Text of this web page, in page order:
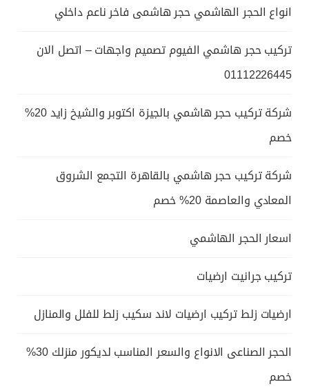
انواع الحجر الهاشمي حجر هاشمى فاخر ناعم داخلي
تركيب حجر هاشمي الفيوم تصميم واجهات – اتصل الان
01112226445
شركة تركيب حجر هاشمي بالجيزة اكتوبر والشيخ زايد 20%
خصم
شركة تركيب حجر هاشمي بالقاهرة التجمع الشروق
المعادي والعاصمة 20% خصم
اسعار الحجر الهاشمي
تركيب جرانيت ارضيات
ارضيات زلط تركيب ارضيات لاند سكيب زلط للفلل والمنازل
الحجر الصناعى الانواع والسعر المناسب لديكور منزلك 30%
خصم